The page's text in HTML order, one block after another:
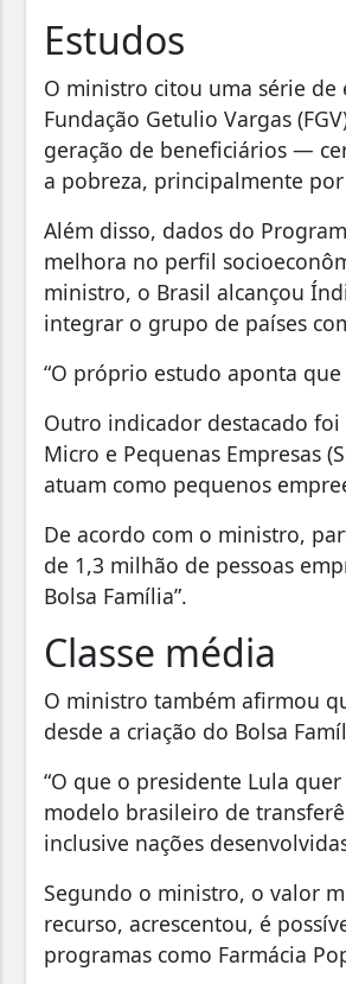
Estudos
O ministro citou uma série
Fundação Getulio Vargas
geração de beneficiários —
a pobreza, principalmente
Além disso, dados do
melhora no perfil
ministro, o Brasil alcançou
integrar o grupo de países
“O próprio estudo aponta
Outro indicador destacado
Micro e Pequenas Empresas
atuam como pequenos
De acordo com o ministro,
de 1,3 milhão de pessoas
Bolsa Família”.
Classe média
O ministro também afirmou
desde a criação do Bolsa
“O que o presidente Lula
modelo brasileiro de
inclusive nações
Segundo o ministro, o valor
recurso, acrescentou, é
programas como Farmácia